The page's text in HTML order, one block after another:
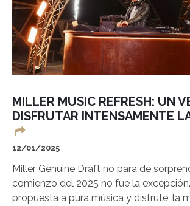
MILLER MUSIC REFRESH: UN
DISFRUTAR INTENSAMENTE
12/01/2025
Miller Genuine Draft no para de
comienzo del 2025 no fue la
propuesta a pura música y disfrute, la